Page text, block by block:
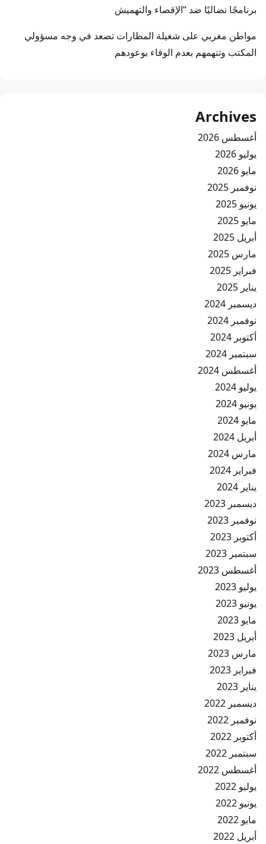
برنامجًا نضاليًا ضد “الإقصاء والتهميش
مواطن مغربي على شغيلة المطارات تصعد في وجه مسؤولي
المكتب وتتهمهم بعدم الوفاء بوعودهم
Archives
أغسطس 2026
يوليو 2026
مايو 2026
نوفمبر 2025
يونيو 2025
مايو 2025
أبريل 2025
مارس 2025
فبراير 2025
يناير 2025
ديسمبر 2024
نوفمبر 2024
أكتوبر 2024
سبتمبر 2024
أغسطس 2024
يوليو 2024
يونيو 2024
مايو 2024
أبريل 2024
مارس 2024
فبراير 2024
يناير 2024
ديسمبر 2023
نوفمبر 2023
أكتوبر 2023
سبتمبر 2023
أغسطس 2023
يوليو 2023
يونيو 2023
مايو 2023
أبريل 2023
مارس 2023
فبراير 2023
يناير 2023
ديسمبر 2022
نوفمبر 2022
أكتوبر 2022
سبتمبر 2022
أغسطس 2022
يوليو 2022
يونيو 2022
مايو 2022
أبريل 2022